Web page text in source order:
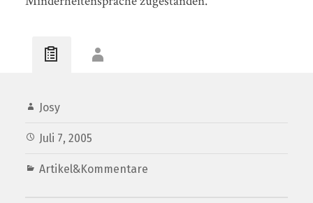
Josy
Juli 7, 2005
Artikel&Kommentare